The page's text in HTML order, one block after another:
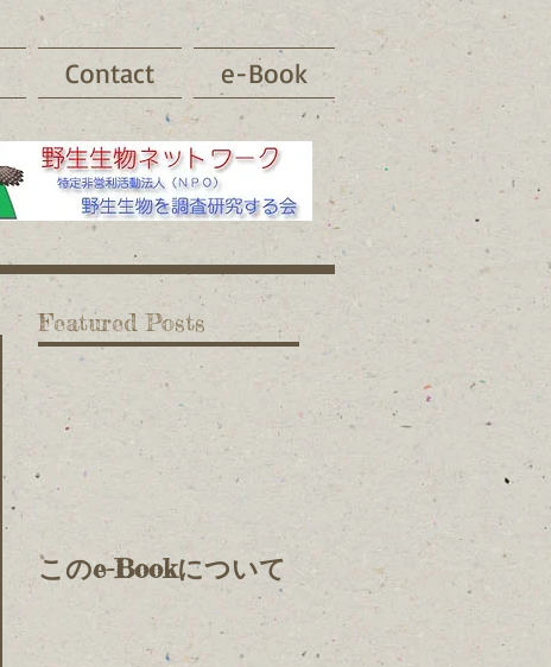
Contact e-Book
Featured Posts
このe-Bookについて